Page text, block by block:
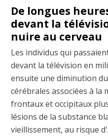
De longues
devant la
nuire au cerveau
Les individus qui
devant la télévision en
ensuite une diminution
cérébrales associées à la
frontaux et occipitaux
lésions de la substance
vieillissement, au risque